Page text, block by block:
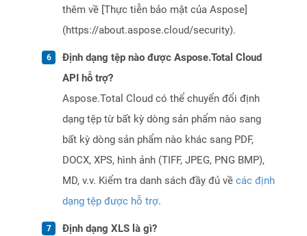
thêm về [Thực tiễn bảo mật của Aspose]
(https://about.aspose.cloud/security).
Định dạng tệp nào được Aspose.Total Cloud
API hỗ trợ?
Aspose.Total Cloud có thể chuyển đổi định
dạng tệp từ bất kỳ dòng sản phẩm nào sang
bất kỳ dòng sản phẩm nào khác sang PDF,
DOCX, XPS, hình ảnh (TIFF, JPEG, PNG BMP),
MD, v.v. Kiểm tra danh sách đầy đủ về các định
dạng tệp được hỗ trợ.
Định dạng XLS là gì?